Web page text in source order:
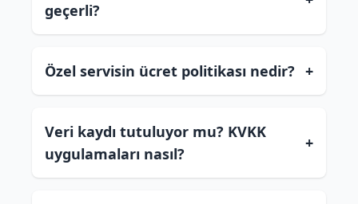
geçerli?
Özel servisin ücret politikası nedir? +
Veri kaydı tutuluyor mu? KVKK
uygulamaları nasıl?
+